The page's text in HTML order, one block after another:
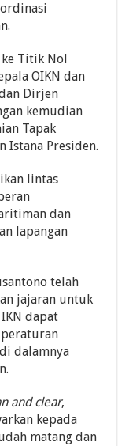
ke Titik Nol
OIKN dan
Dirjen
kemudian
Tapak
Istana Presiden.
lintas
dan
lapangan
telah
jajaran untuk
dapat
dalamnya
and clear,
kepada
matang dan